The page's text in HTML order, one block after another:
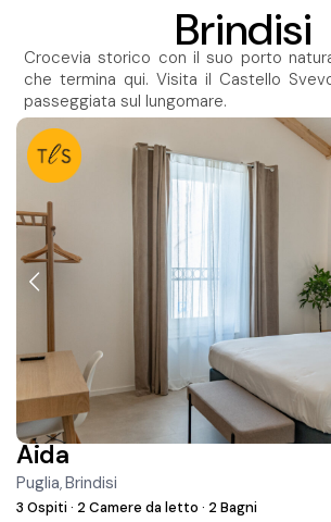
Brindisi
Crocevia storico con il suo porto
che termina qui. Visita il Castello
passeggiata sul lungomare.
Aida
Puglia,Brindisi
3 Ospiti· 2 Camere da letto· 2 Bagni